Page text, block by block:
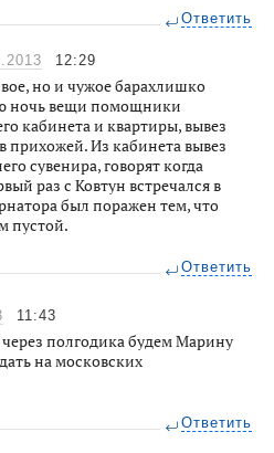
Ответить
12:29
но и чужое барахлишко
ночь вещи помощники
кабинета и квартиры, вывез
прихожей. Из кабинета вывез
сувенира, говорят когда
раз с Ковтун встречался в
был поражен тем, что
пустой.
Ответить
11:43
полгодика будем Марину
на московских
Ответить